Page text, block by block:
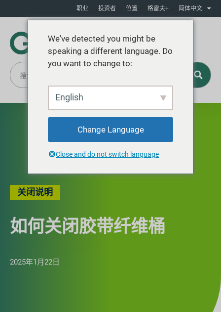
职业 投资者 位置 格雷夫+ 简体中文
关闭说明
如何关闭胶带纤维桶
2025年1月22日
We've detected you might be
speaking a different language. Do
you want to change to:
English
Change Language
Close and do not switch language